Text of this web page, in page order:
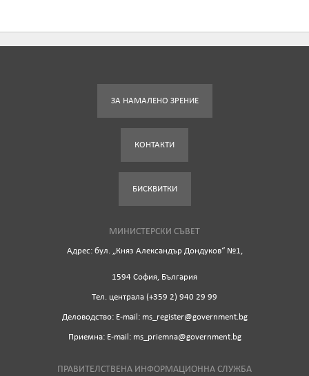
ЗА НАМАЛЕНО ЗРЕНИЕ
КОНТАКТИ
БИСКВИТКИ
МИНИСТЕРСКИ СЪВЕТ
Адрес: бул. „Княз Александър Дондуков“ №1,
1594 София, България
Tел. централа (+359 2) 940 29 99
Деловодство: Е-mail: ms_register@government.bg
Приемна: Е-mail: ms_priemna@government.bg
ПРАВИТЕЛСТВЕНА ИНФОРМАЦИОННА СЛУЖБА